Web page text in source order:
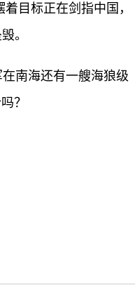
目标正在剑指中国，
。
南海还有一艘海狼级
？